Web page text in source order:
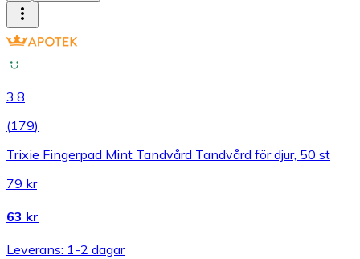
3.8
(179)
Trixie Fingerpad Mint Tandvård Tandvård för djur, 50 st
79 kr
63 kr
Leverans: 1-2 dagar